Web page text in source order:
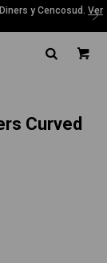
y Cencosud. Ver
Curved